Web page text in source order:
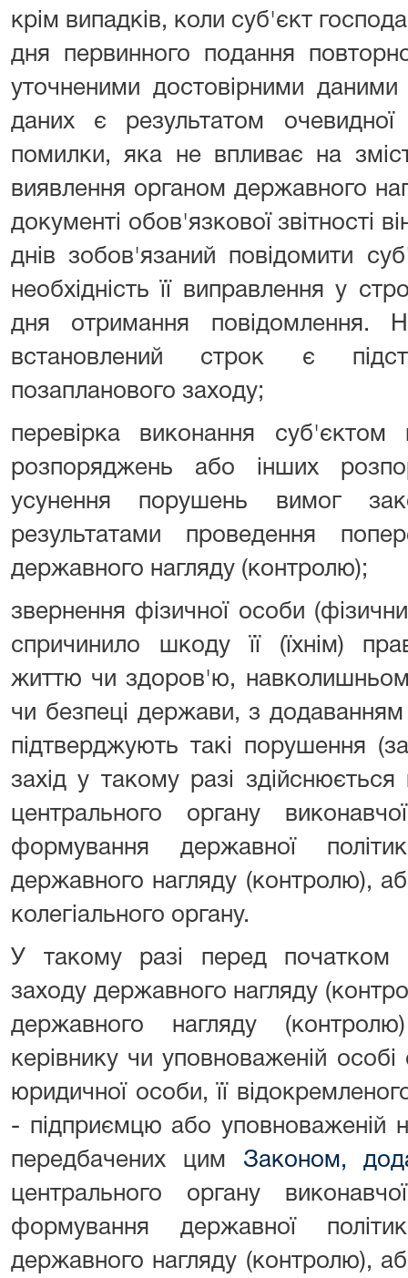
крім випадків, коли суб'єкт
дня первинного подання
уточненими достовірними
даних є результатом
помилки, яка не впливає на
виявлення органом державного
документі обов'язкової звітності
днів зобов'язаний повідомити
необхідність її виправлення у
дня отримання повідомлення.
встановлений строк є
позапланового заходу;
перевірка виконання суб'єктом
розпоряджень або інших
усунення порушень вимог
результатами проведення
державного нагляду (контролю);
звернення фізичної особи
спричинило шкоду її (їхнім)
життю чи здоров'ю,
чи безпеці держави, з
підтверджують такі порушення
захід у такому разі
центрального органу
формування державної
державного нагляду (контролю),
колегіального органу.
У такому разі перед початком
заходу державного нагляду
державного нагляду
керівнику чи уповноваженій
юридичної особи, її
- підприємцю або уповноваженій
передбачених цим Законом,
центрального органу
формування державної
державного нагляду (контролю),